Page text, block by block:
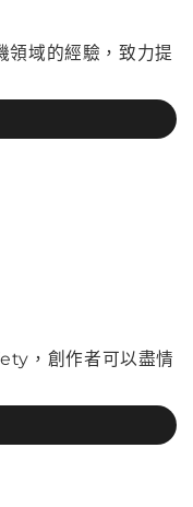
領域的經驗，致力提
，創作者可以盡情